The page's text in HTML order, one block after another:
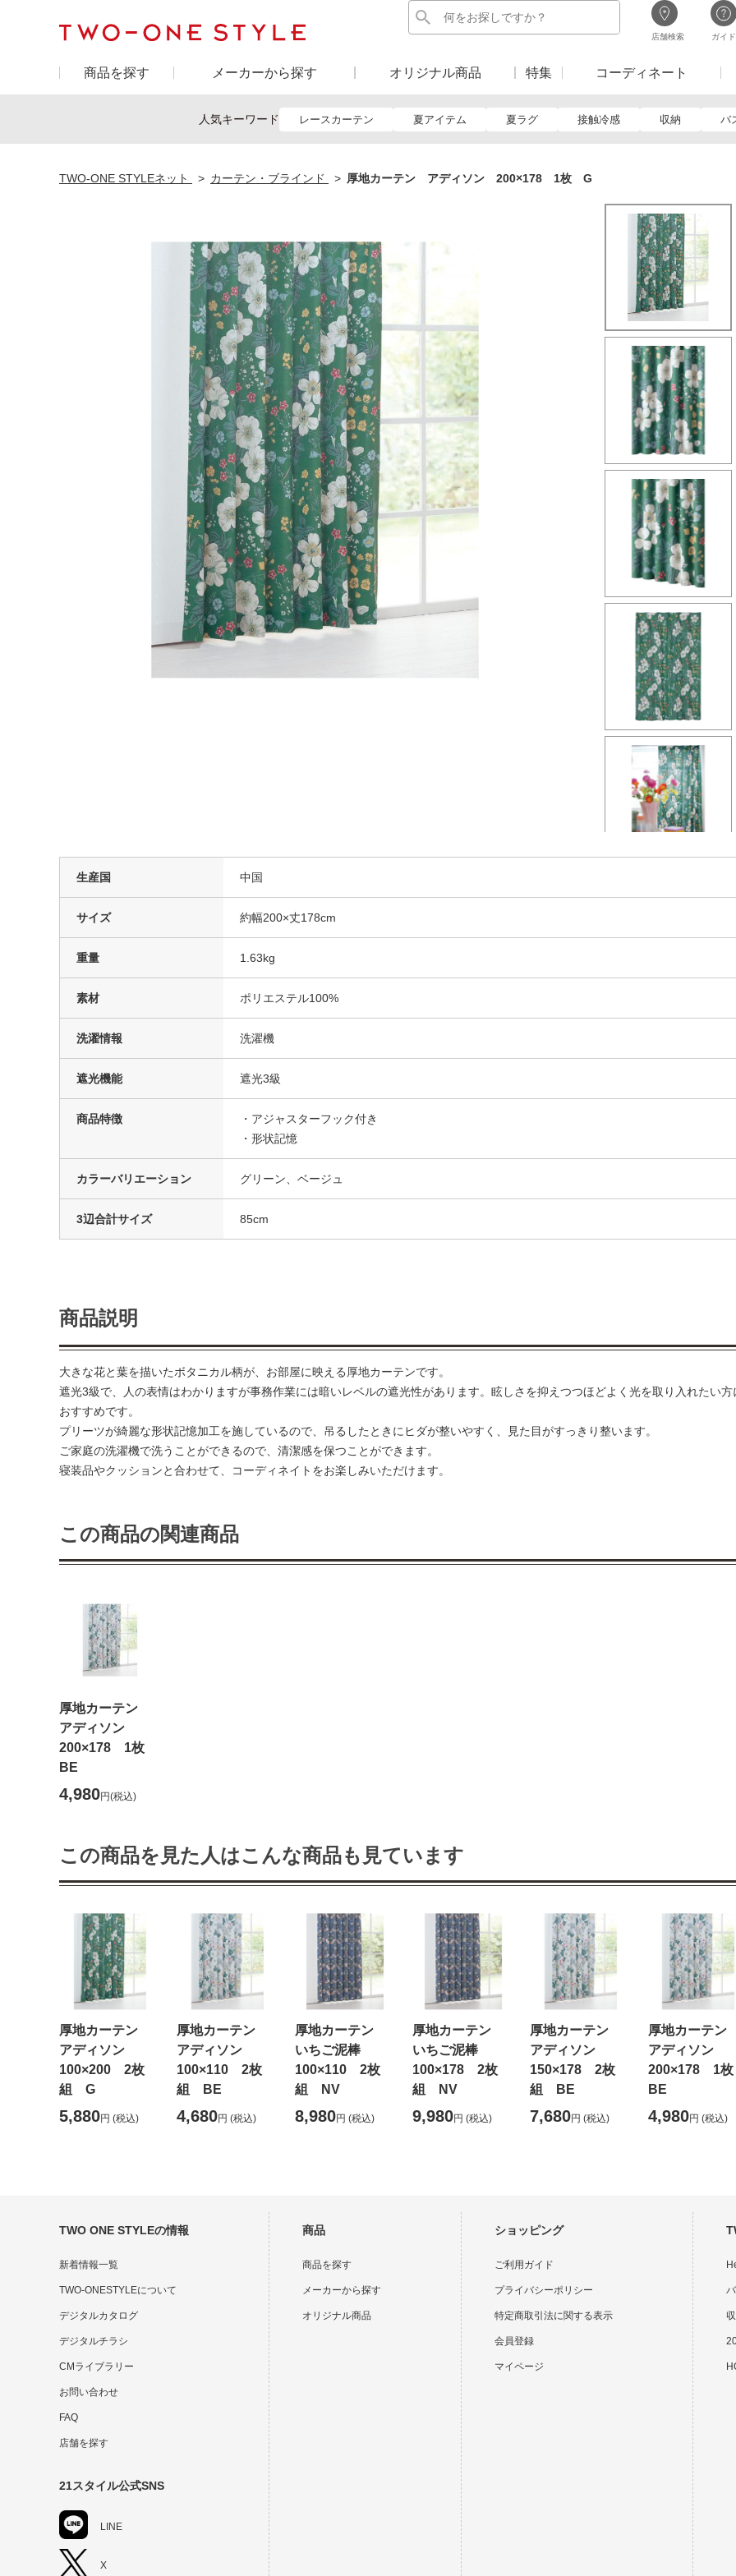
店舗検索 ガイド
商品を探す メーカーから探す オリジナル商品 特集 コーディネート
人気キーワード レースカーテン 夏アイテム 夏ラグ 接触冷感 収納 バ
TWO-ONE STYLEネット カーテン・ブラインド 厚地カーテン アディソン 200×178 1枚 G
生産国 中国
サイズ 約幅200×丈178cm
重量 1.63kg
素材 ポリエステル100%
洗濯情報 洗濯機
遮光機能 遮光3級
商品特徴
・アジャスターフック付き
・形状記憶
カラーバリエーション グリーン、ベージュ
3辺合計サイズ 85cm
商品説明
大きな花と葉を描いたボタニカル柄が、お部屋に映える厚地カーテンです。
遮光3級で、人の表情はわかりますが事務作業には暗いレベルの遮光性があります。眩しさを抑えつつほどよく光を取り入れたい方
おすすめです。
プリーツが綺麗な形状記憶加工を施しているので、吊るしたときにヒダが整いやすく、見た目がすっきり整います。
ご家庭の洗濯機で洗うことができるので、清潔感を保つことができます。
寝装品やクッションと合わせて、コーディネイトをお楽しみいただけます。
この商品の関連商品
厚地カーテン
アディソン
200×178 1枚
BE
4,980円(税込)
この商品を見た人はこんな商品も見ています
厚地カーテン
アディソン
100×200 2枚
組 G
5,880円 (税込)
厚地カーテン
アディソン
100×110 2枚
組 BE
4,680円 (税込)
厚地カーテン
いちご泥棒
100×110 2枚
組 NV
8,980円 (税込)
厚地カーテン
いちご泥棒
100×178 2枚
組 NV
9,980円 (税込)
厚地カーテン
アディソン
150×178 2枚
組 BE
7,680円 (税込)
厚地カーテ
アディソン
200×178 1
BE
4,980円 (税込)
TWO ONE STYLEの情報
新着情報一覧
TWO-ONESTYLEについて
デジタルカタログ
デジタルチラシ
CMライブラリー
お問い合わせ
FAQ
店舗を探す
21スタイル公式SNS
LINE
X
商品
商品を探す
メーカーから探す
オリジナル商品
ショッピング
ご利用ガイド
プライバシーポリシー
特定商取引法に関する表示
会員登録
マイページ